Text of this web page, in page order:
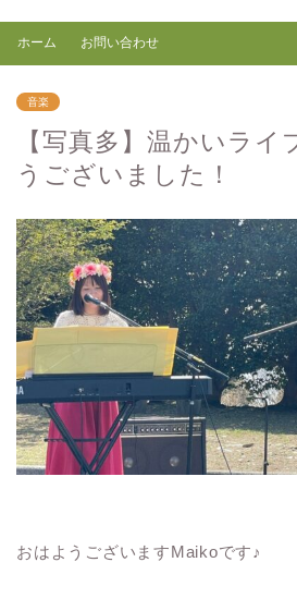
ホーム お問い合わせ
音楽
【写真多】温かいライ
うございました！
おはようございますMaikoです♪